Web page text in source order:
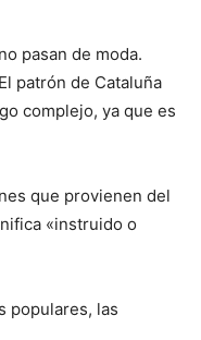
pasan de moda.
patrón de Cataluña
complejo, ya que es
que provienen del
«instruido o
populares, las